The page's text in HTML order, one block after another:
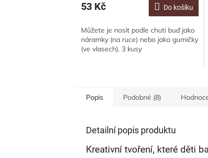
53 Kč Do košíku
Můžete je nosit podle chuti buď jako
náramky (na ruce) nebo jako gumičky
(ve vlasech). 3 kusy
Popis Podobné (8)
Detailní popis produktu
Kreativní tvoření, které děti